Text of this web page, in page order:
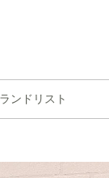
ンドリスト